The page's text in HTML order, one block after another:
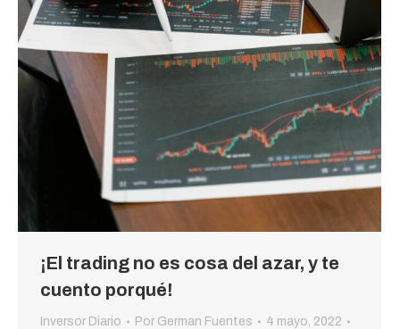
¡El trading no es cosa del azar, y te
cuento porqué!
Inversor Diario Por German Fuentes
4 mayo, 2022